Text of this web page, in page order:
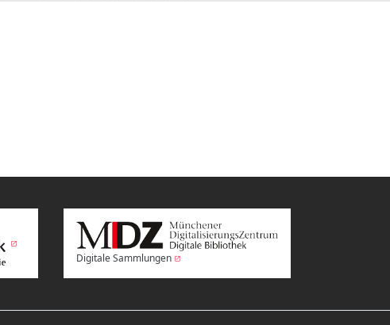
Digitale Sammlungen